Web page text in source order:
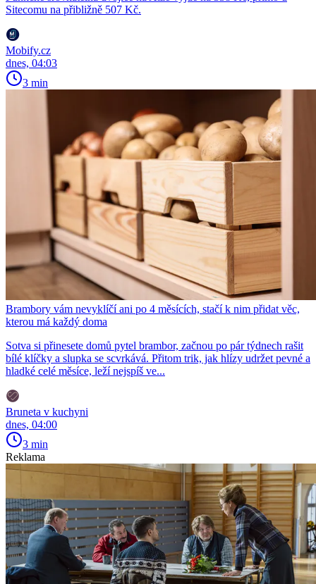
Sitecomu na přibližně 507 Kč.
Mobify.cz
dnes, 04:03
3 min
Brambory vám nevyklíčí ani po 4 měsících, stačí k nim přidat věc,
kterou má každý doma
Sotva si přinesete domů pytel brambor, začnou po pár týdnech rašit
bílé klíčky a slupka se scvrkává. Přitom trik, jak hlízy udržet pevné a
hladké celé měsíce, leží nejspíš ve...
Bruneta v kuchyni
dnes, 04:00
3 min
Reklama